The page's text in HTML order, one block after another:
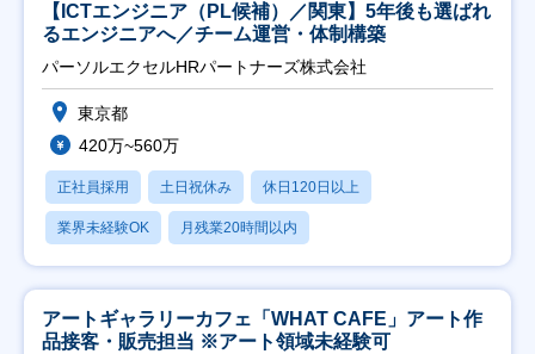
【ICTエンジニア（PL候補）／関東】5年後も選ばれ
るエンジニアへ／チーム運営・体制構築
パーソルエクセルHRパートナーズ株式会社
東京都
420万~560万
正社員採用 土日祝休み 休日120日以上
業界未経験OK 月残業20時間以内
アートギャラリーカフェ「WHAT CAFE」アート作
品接客・販売担当 ※アート領域未経験可